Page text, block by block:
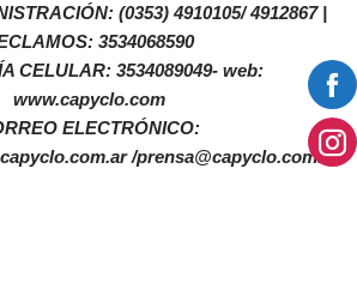
(0353) 4910105/ 4912867 |
3534068590
CELULAR: 3534089049- web:
www.capyclo.com
ELECTRÓNICO:
/prensa@capyclo.com.ar